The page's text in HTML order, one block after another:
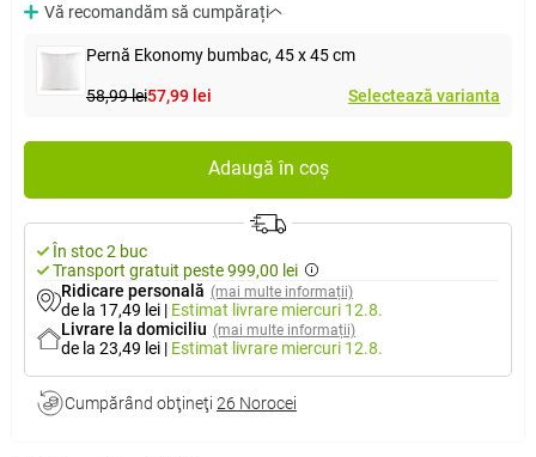
Vă recomandăm să cumpărați
Pernă Ekonomy bumbac, 45 x 45 cm
58,99 lei57,99 lei Selectează varianta
Adaugă în coș
În stoc 2 buc
Transport gratuit peste 999,00 lei
Ridicare personală (mai multe informații)
de la 17,49 lei | Estimat livrare miercuri 12.8.
Livrare la domiciliu (mai multe informații)
de la 23,49 lei | Estimat livrare miercuri 12.8.
Cumpărând obţineţi 26 Norocei